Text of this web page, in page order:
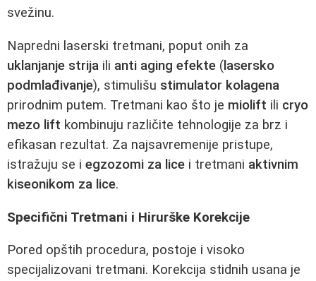
svežinu.
Napredni laserski tretmani, poput onih za
uklanjanje strija ili anti aging efekte ( lasersko
podmlađivanje), stimulišu stimulator kolagena
prirodnim putem. Tretmani kao što je miolift ili cryo
mezo lift kombinuju različite tehnologije za brz i
efikasan rezultat. Za najsavremenije pristupe,
istražuju se i egzozomi za lice i tretmani aktivnim
kiseonikom za lice.
Specifični Tretmani i Hirurške Korekcije
Pored opštih procedura, postoje i visoko
specijalizovani tretmani. Korekcija stidnih usana je